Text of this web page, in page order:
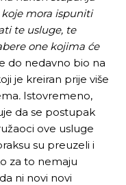
mora ispuniti
te usluge, te
one kojima će
do nedavno bio na
je kreiran prije više
. Istovremeno,
da se postupak
ove usluge
su preuzeli i
za to nemaju
ni novi novi